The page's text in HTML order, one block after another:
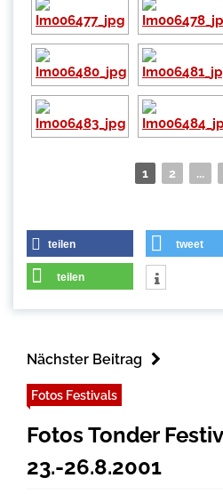
1 2 ...
teilen tweet
teilen
Nächster Beitrag
Fotos Festivals
Fotos Tonder
23.-26.8.2001